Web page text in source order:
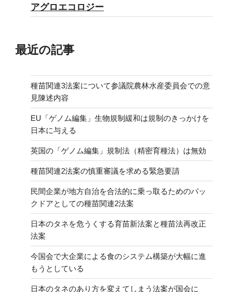
アグロエコロジー
最近の記事
種苗関連3法案について参議院農林水産委員会での意
見陳述内容
EU「ゲノム編集」生物規制緩和は規制のきっかけを
日本に与える
英国の「ゲノム編集」規制法（精密育種法）は無効
種苗関連2法案の慎重審議を求める緊急要請
民間企業が地方自治を合法的に乗っ取るためのバッ
クドアとしての種苗関連2法案
日本のタネを危うくする育苗新法案と種苗法再改正
法案
今国会で大企業による食のシステム構築が大幅に進
もうとしている
日本のタネのあり方を変えてしまう法案が国会に